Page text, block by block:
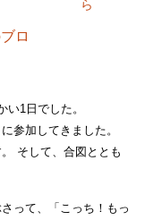
ら
ロ
1日でした。
参加してきました。
そして、合図ととも
って、「こっち！もっ